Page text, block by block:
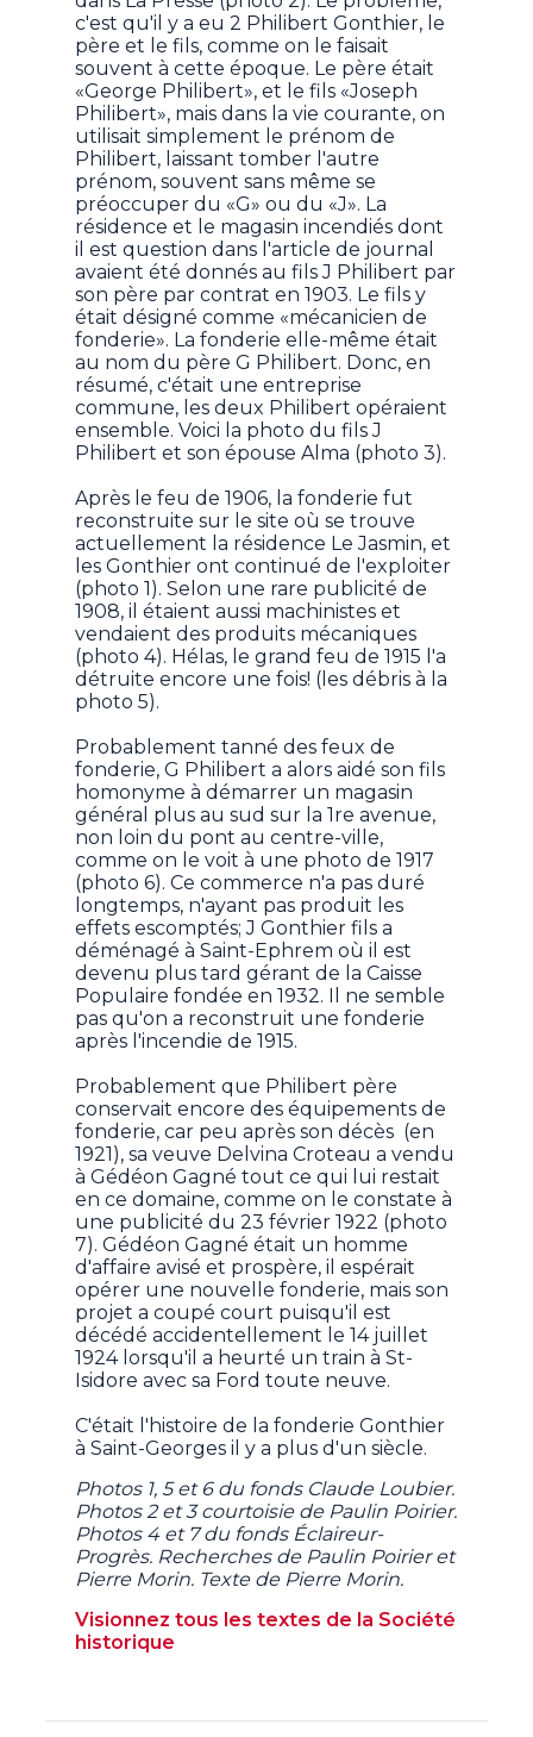
c'est qu'il y a eu 2 Philibert Gonthier, le
père et le fils, comme on le faisait
souvent à cette époque. Le père était
«George Philibert», et le fils «Joseph
Philibert», mais dans la vie courante, on
utilisait simplement le prénom de
Philibert, laissant tomber l'autre
prénom, souvent sans même se
préoccuper du «G» ou du «J». La
résidence et le magasin incendiés dont
il est question dans l'article de journal
avaient été donnés au fils J Philibert par
son père par contrat en 1903. Le fils y
était désigné comme «mécanicien de
fonderie». La fonderie elle-même était
au nom du père G Philibert. Donc, en
résumé, c'était une entreprise
commune, les deux Philibert opéraient
ensemble. Voici la photo du fils J
Philibert et son épouse Alma (photo 3).
Après le feu de 1906, la fonderie fut
reconstruite sur le site où se trouve
actuellement la résidence Le Jasmin, et
les Gonthier ont continué de l'exploiter
(photo 1). Selon une rare publicité de
1908, il étaient aussi machinistes et
vendaient des produits mécaniques
(photo 4). Hélas, le grand feu de 1915 l'a
détruite encore une fois! (les débris à la
photo 5).
Probablement tanné des feux de
fonderie, G Philibert a alors aidé son fils
homonyme à démarrer un magasin
général plus au sud sur la 1re avenue,
non loin du pont au centre-ville,
comme on le voit à une photo de 1917
(photo 6). Ce commerce n'a pas duré
longtemps, n'ayant pas produit les
effets escomptés; J Gonthier fils a
déménagé à Saint-Ephrem où il est
devenu plus tard gérant de la Caisse
Populaire fondée en 1932. Il ne semble
pas qu'on a reconstruit une fonderie
après l'incendie de 1915.
Probablement que Philibert père
conservait encore des équipements de
fonderie, car peu après son décès (en
1921), sa veuve Delvina Croteau a vendu
à Gédéon Gagné tout ce qui lui restait
en ce domaine, comme on le constate à
une publicité du 23 février 1922 (photo
7). Gédéon Gagné était un homme
d'affaire avisé et prospère, il espérait
opérer une nouvelle fonderie, mais son
projet a coupé court puisqu'il est
décédé accidentellement le 14 juillet
1924 lorsqu'il a heurté un train à St-
Isidore avec sa Ford toute neuve.
C'était l'histoire de la fonderie Gonthier
à Saint-Georges il y a plus d'un siècle.
Photos 1, 5 et 6 du fonds Claude Loubier.
Photos 2 et 3 courtoisie de Paulin Poirier.
Photos 4 et 7 du fonds Éclaireur-
Progrès. Recherches de Paulin Poirier et
Pierre Morin. Texte de Pierre Morin.
Visionnez tous les textes de la Société
historique